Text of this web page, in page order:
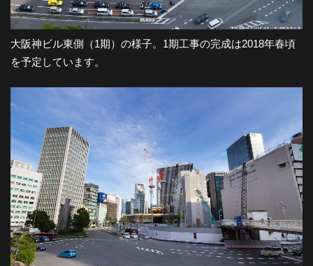
大阪神ビル東側（1期）の様子。1期工事の完成は2018年春頃
を予定しています。